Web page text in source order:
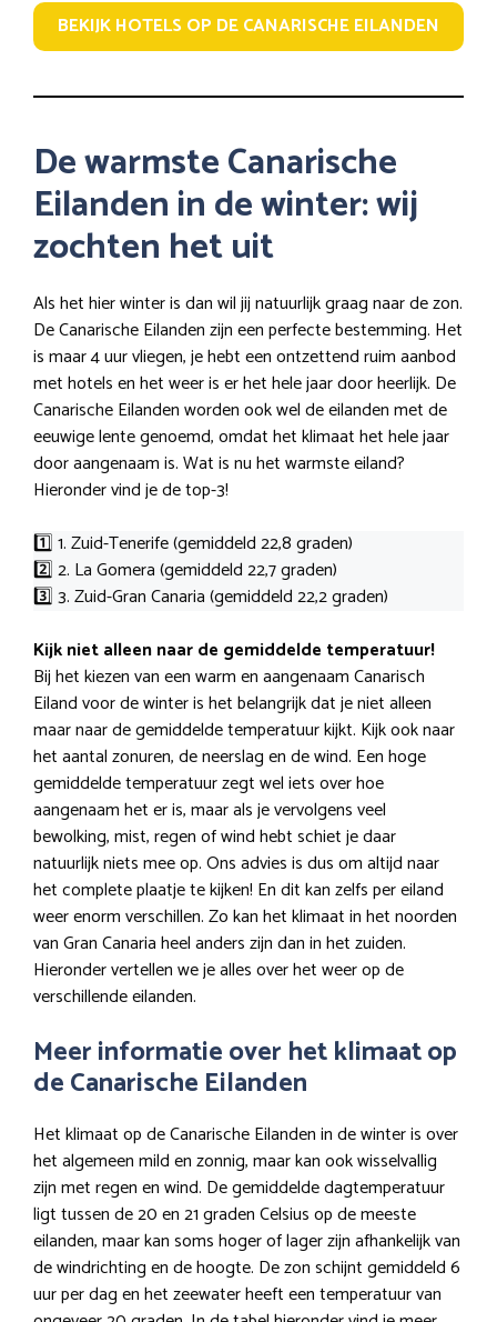
BEKIJK HOTELS OP DE CANARISCHE EILANDEN
De warmste Canarische
Eilanden in de winter: wij
zochten het uit
Als het hier winter is dan wil jij natuurlijk graag naar de zon.
De Canarische Eilanden zijn een perfecte bestemming. Het
is maar 4 uur vliegen, je hebt een ontzettend ruim aanbod
met hotels en het weer is er het hele jaar door heerlijk. De
Canarische Eilanden worden ook wel de eilanden met de
eeuwige lente genoemd, omdat het klimaat het hele jaar
door aangenaam is. Wat is nu het warmste eiland?
Hieronder vind je de top-3!
1️⃣ 1. Zuid-Tenerife (gemiddeld 22,8 graden)
2️⃣ 2. La Gomera (gemiddeld 22,7 graden)
3️⃣ 3. Zuid-Gran Canaria (gemiddeld 22,2 graden)
Kijk niet alleen naar de gemiddelde temperatuur!
Bij het kiezen van een warm en aangenaam Canarisch
Eiland voor de winter is het belangrijk dat je niet alleen
maar naar de gemiddelde temperatuur kijkt. Kijk ook naar
het aantal zonuren, de neerslag en de wind. Een hoge
gemiddelde temperatuur zegt wel iets over hoe
aangenaam het er is, maar als je vervolgens veel
bewolking, mist, regen of wind hebt schiet je daar
natuurlijk niets mee op. Ons advies is dus om altijd naar
het complete plaatje te kijken! En dit kan zelfs per eiland
weer enorm verschillen. Zo kan het klimaat in het noorden
van Gran Canaria heel anders zijn dan in het zuiden.
Hieronder vertellen we je alles over het weer op de
verschillende eilanden.
Meer informatie over het klimaat op
de Canarische Eilanden
Het klimaat op de Canarische Eilanden in de winter is over
het algemeen mild en zonnig, maar kan ook wisselvallig
zijn met regen en wind. De gemiddelde dagtemperatuur
ligt tussen de 20 en 21 graden Celsius op de meeste
eilanden, maar kan soms hoger of lager zijn afhankelijk van
de windrichting en de hoogte. De zon schijnt gemiddeld 6
uur per dag en het zeewater heeft een temperatuur van